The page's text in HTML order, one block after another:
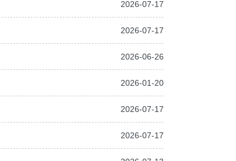
2026-07-17
2026-07-17
2026-06-26
2026-01-20
2026-07-17
2026-07-17